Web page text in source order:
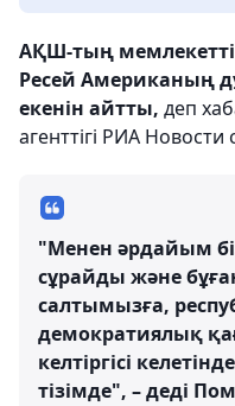
АҚШ-тың
Ресей Американың
екенін айтты, деп
агенттігі РИА
"Менен әрдайым
сұрайды және
салтымызға,
демократиялық
келтіргісі
тізімде", – деді